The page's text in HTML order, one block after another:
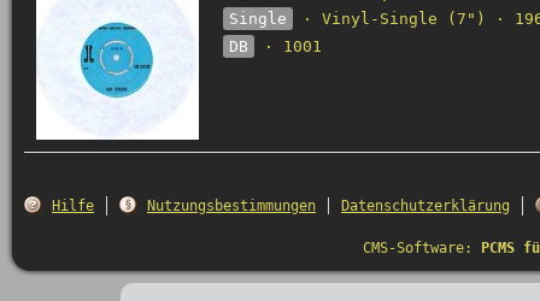
Single
· Vinyl-Single (7") ·
DB
· 1001
Hilfe Nutzungsbestimmungen Datenschutzerklärung
CMS-Software: PCMS